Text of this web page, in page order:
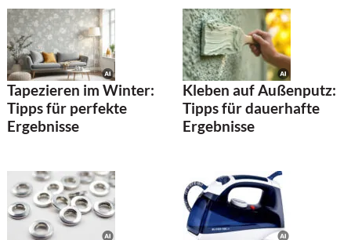
Tapezieren im Winter:
Tipps für perfekte
Ergebnisse
Kleben auf Außenputz:
Tipps für dauerhafte
Ergebnisse